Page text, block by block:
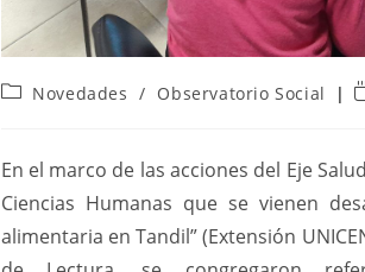
Novedades / Observatorio Social
En el marco de las acciones del Eje
Ciencias Humanas que se vienen
alimentaria en Tandil” (Extensión